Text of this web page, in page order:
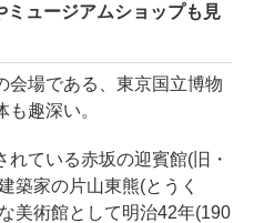
ュージアムショップも見
場である、東京国立博物
趣深い。
ている赤坂の迎賓館(旧・
築家の片山東熊(とうく
美術館として明治42年(190